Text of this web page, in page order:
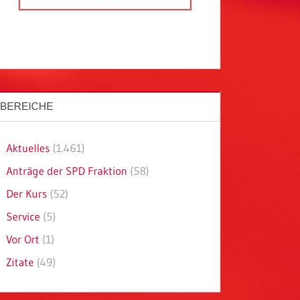
BEREICHE
Aktuelles (1.461)
Anträge der SPD Fraktion (58)
Der Kurs (52)
Service (5)
Vor Ort (1)
Zitate (49)